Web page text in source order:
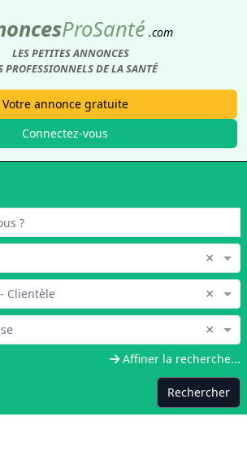
ProSanté .com
LES PETITES ANNONCES
PROFESSIONNELS DE LA SANTÉ
Votre annonce gratuite
Connectez-vous
×
Clientèle ×
×
Affiner la recherche...
Rechercher